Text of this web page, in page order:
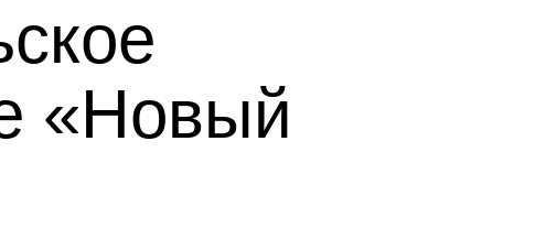
«Новый